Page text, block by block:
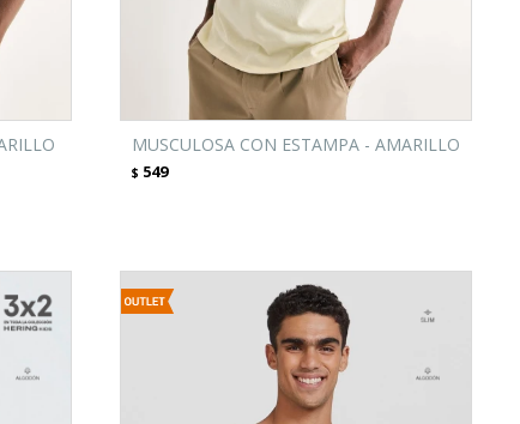
MUSCULOSA CON ESTAMPA - AMARILLO
$ 549